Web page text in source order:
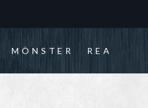
MÖNSTER REA